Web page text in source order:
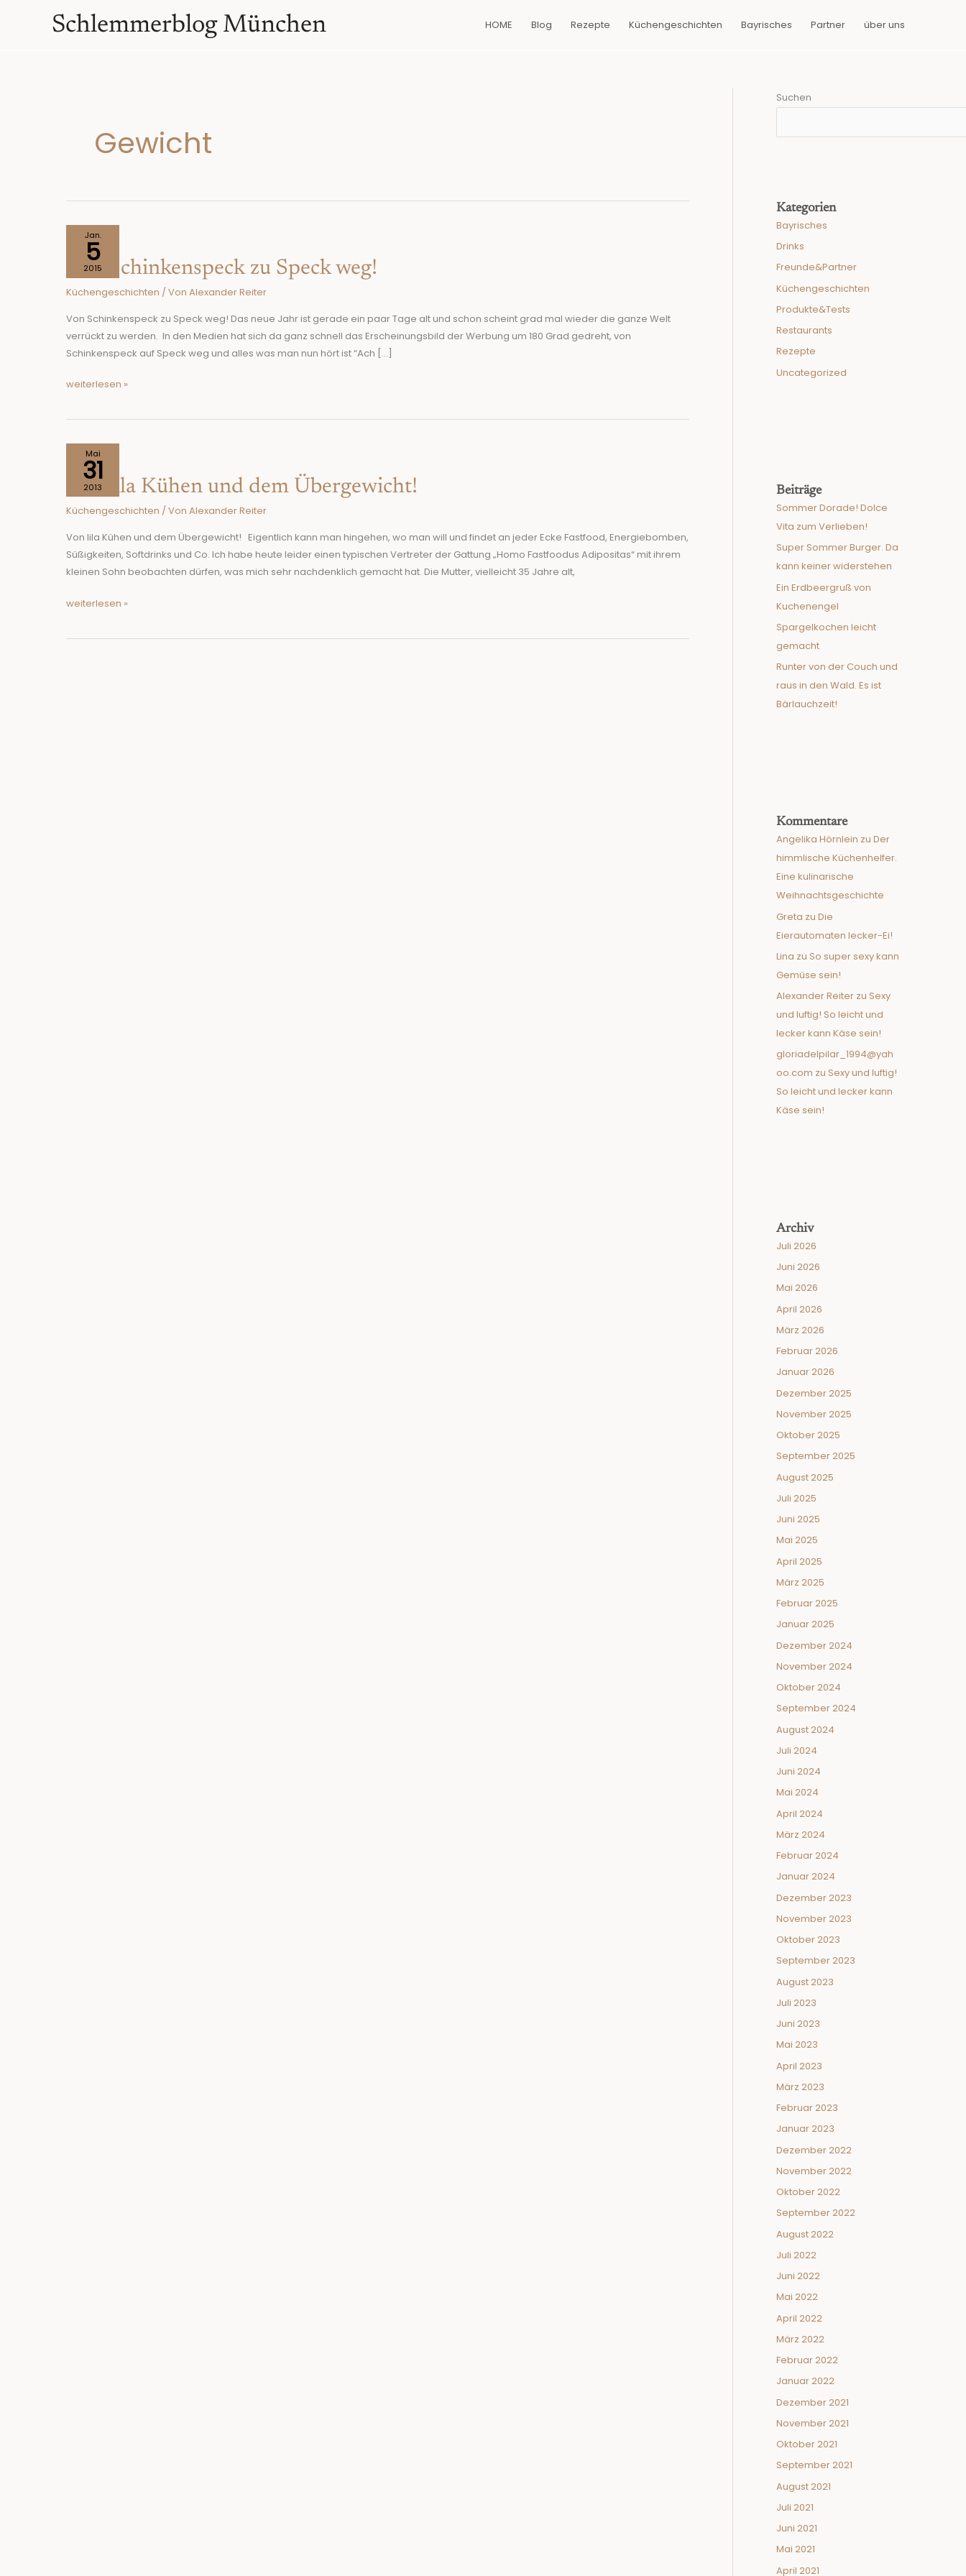
Schlemmerblog München HOME Blog Rezepte Küchengeschichten Bayrisches Partner über uns
Gewicht
Jan.
5
2015
Von Schinkenspeck zu Speck weg!
Küchengeschichten / Von Alexander Reiter
Von Schinkenspeck zu Speck weg! Das neue Jahr ist gerade ein paar Tage alt und schon scheint grad mal wieder die ganze Welt
verrückt zu werden. In den Medien hat sich da ganz schnell das Erscheinungsbild der Werbung um 180 Grad gedreht, von
Schinkenspeck auf Speck weg und alles was man nun hört ist “Ach […]
Schinkenspeck
weiterlesen »
Mai
31
2013
Von lila Kühen und dem Übergewicht!
Küchengeschichten / Von Alexander Reiter
Von lila Kühen und dem Übergewicht! Eigentlich kann man hingehen, wo man will und findet an jeder Ecke Fastfood, Energiebomben,
Süßigkeiten, Softdrinks und Co. Ich habe heute leider einen typischen Vertreter der Gattung „Homo Fastfoodus Adipositas“ mit ihrem
kleinen Sohn beobachten dürfen, was mich sehr nachdenklich gemacht hat. Die Mutter, vielleicht 35 Jahre alt,
Kühen
Übergewicht!
weiterlesen »
Suchen
Kategorien
Bayrisches
Drinks
Freunde&Partner
Küchengeschichten
Produkte&Tests
Restaurants
Rezepte
Uncategorized
Beiträge
Sommer Dorade! Dolce
Vita zum Verlieben!
Super Sommer Burger. Da
kann keiner widerstehen
Ein Erdbeergruß von
Kuchenengel
Spargelkochen leicht
gemacht
Runter von der Couch und
raus in den Wald. Es ist
Bärlauchzeit!
Kommentare
Angelika Hörnlein zu Der
himmlische Küchenhelfer.
Eine kulinarische
Weihnachtsgeschichte
Greta zu Die
Eierautomaten lecker-Ei!
Lina zu So super sexy kann
Gemüse sein!
Alexander Reiter zu Sexy
und luftig! So leicht und
lecker kann Käse sein!
gloriadelpilar_1994@yah
oo.com zu Sexy und luftig!
So leicht und lecker kann
Käse sein!
Archiv
Juli 2026
Juni 2026
Mai 2026
April 2026
März 2026
Februar 2026
Januar 2026
Dezember 2025
November 2025
Oktober 2025
September 2025
August 2025
Juli 2025
Juni 2025
Mai 2025
April 2025
März 2025
Februar 2025
Januar 2025
Dezember 2024
November 2024
Oktober 2024
September 2024
August 2024
Juli 2024
Juni 2024
Mai 2024
April 2024
März 2024
Februar 2024
Januar 2024
Dezember 2023
November 2023
Oktober 2023
September 2023
August 2023
Juli 2023
Juni 2023
Mai 2023
April 2023
März 2023
Februar 2023
Januar 2023
Dezember 2022
November 2022
Oktober 2022
September 2022
August 2022
Juli 2022
Juni 2022
Mai 2022
April 2022
März 2022
Februar 2022
Januar 2022
Dezember 2021
November 2021
Oktober 2021
September 2021
August 2021
Juli 2021
Juni 2021
Mai 2021
April 2021